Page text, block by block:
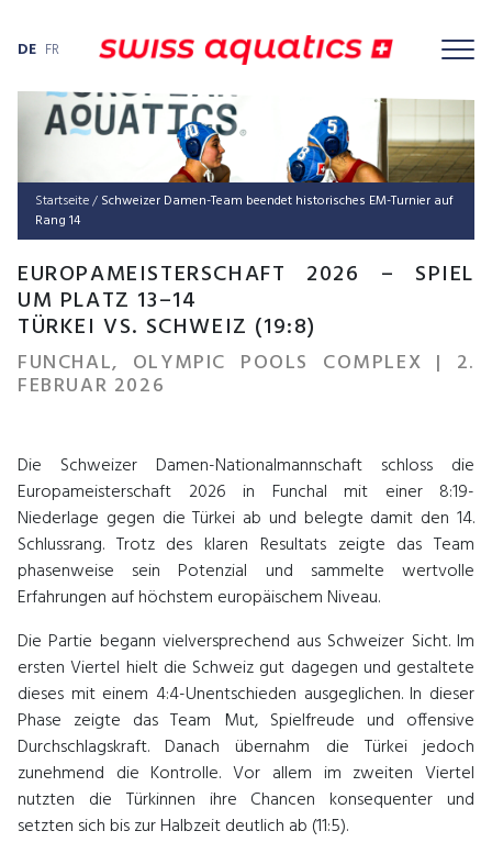
DE FR
Startseite/ Schweizer Damen-Team beendet historisches EM-Turnier auf
Rang 14
EUROPAMEISTERSCHAFT 2026 – SPIEL
UM PLATZ 13–14
TÜRKEI VS. SCHWEIZ (19:8)
FUNCHAL, OLYMPIC POOLS COMPLEX | 2.
FEBRUAR 2026
Die Schweizer Damen-Nationalmannschaft schloss die
Europameisterschaft 2026 in Funchal mit einer 8:19-
Niederlage gegen die Türkei ab und belegte damit den 14.
Schlussrang. Trotz des klaren Resultats zeigte das Team
phasenweise sein Potenzial und sammelte wertvolle
Erfahrungen auf höchstem europäischem Niveau.
Die Partie begann vielversprechend aus Schweizer Sicht. Im
ersten Viertel hielt die Schweiz gut dagegen und gestaltete
dieses mit einem 4:4-Unentschieden ausgeglichen. In dieser
Phase zeigte das Team Mut, Spielfreude und offensive
Durchschlagskraft. Danach übernahm die Türkei jedoch
zunehmend die Kontrolle. Vor allem im zweiten Viertel
nutzten die Türkinnen ihre Chancen konsequenter und
setzten sich bis zur Halbzeit deutlich ab (11:5).